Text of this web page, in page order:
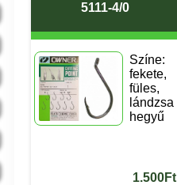
5111-4/0
Színe:
fekete,
füles,
lándzsa
hegyű
1.500Ft